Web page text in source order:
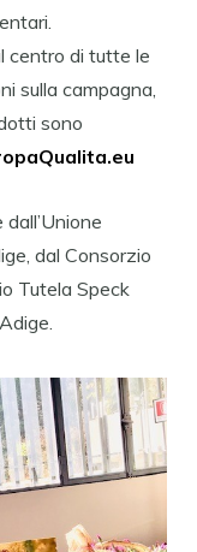
centro di tutte le
sulla campagna,
sono
dal Consorzio
Tutela Speck